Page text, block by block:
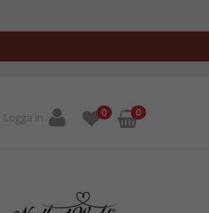
Logga in 0 0